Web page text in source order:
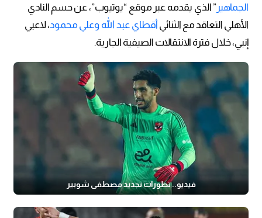
الجماهير” الذي يقدمه عبر موقع “يوتيوب”، عن حسم النادي
الأهلي التعاقد مع الثنائيأقطاي عبد الله وعلي محمود، لاعبي
إنبي، خلال فترة الانتقالات الصيفية الجارية.
فيديو.. تطورات تجديد مصطفى شوبير